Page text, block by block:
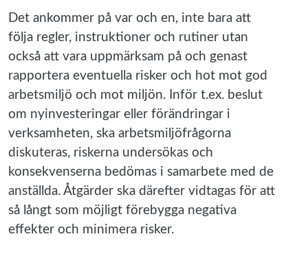
Det ankommer på var och en, inte bara att
följa regler, instruktioner och rutiner utan
också att vara uppmärksam på och genast
rapportera eventuella risker och hot mot god
arbetsmiljö och mot miljön. Inför t.ex. beslut
om nyinvesteringar eller förändringar i
verksamheten, ska arbetsmiljöfrågorna
diskuteras, riskerna undersökas och
konsekvenserna bedömas i samarbete med de
anställda. Åtgärder ska därefter vidtagas för att
så långt som möjligt förebygga negativa
effekter och minimera risker.